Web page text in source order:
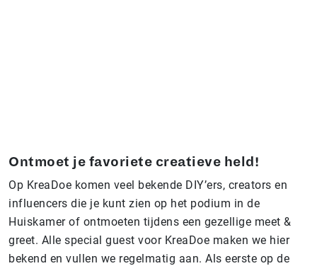
Ontmoet je favoriete creatieve held!
Op KreaDoe komen veel bekende DIY’ers, creators en
influencers die je kunt zien op het podium in de
Huiskamer of ontmoeten tijdens een gezellige meet &
greet. Alle special guest voor KreaDoe maken we hier
bekend en vullen we regelmatig aan. Als eerste op de